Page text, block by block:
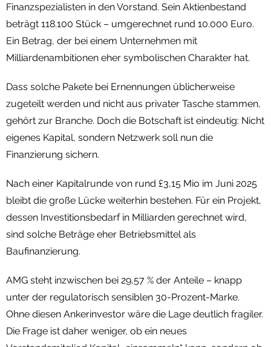
Finanzspezialisten in den Vorstand. Sein Aktienbestand
beträgt 118.100 Stück – umgerechnet rund 10.000 Euro.
Ein Betrag, der bei einem Unternehmen mit
Milliardenambitionen eher symbolischen Charakter hat.
Dass solche Pakete bei Ernennungen üblicherweise
zugeteilt werden und nicht aus privater Tasche stammen,
gehört zur Branche. Doch die Botschaft ist eindeutig: Nicht
eigenes Kapital, sondern Netzwerk soll nun die
Finanzierung sichern.
Nach einer Kapitalrunde von rund £3,15 Mio im Juni 2025
bleibt die große Lücke weiterhin bestehen. Für ein Projekt,
dessen Investitionsbedarf in Milliarden gerechnet wird,
sind solche Beträge eher Betriebsmittel als
Baufinanzierung.
AMG steht inzwischen bei 29,57 % der Anteile – knapp
unter der regulatorisch sensiblen 30-Prozent-Marke.
Ohne diesen Ankerinvestor wäre die Lage deutlich fragiler.
Die Frage ist daher weniger, ob ein neues